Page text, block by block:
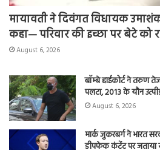
मायावती ने दिवंगत विधायक
कहा— परिवार की इच्छा पर बेटे को
August 6, 2026
बॉम्बे हाईकोर्ट ने तरुण
पलटा, 2013 के यौन
August 6, 2026
मार्क जुकरबर्ग ने भारत
डीपफेक कंटेंट पर